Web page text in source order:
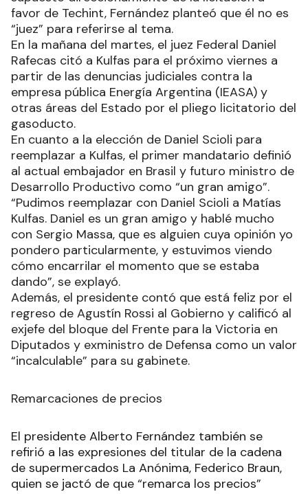
favor de Techint, Fernández planteó que él no es
“juez” para referirse al tema.
En la mañana del martes, el juez Federal Daniel
Rafecas citó a Kulfas para el próximo viernes a
partir de las denuncias judiciales contra la
empresa pública Energía Argentina (IEASA) y
otras áreas del Estado por el pliego licitatorio del
gasoducto.
En cuanto a la elección de Daniel Scioli para
reemplazar a Kulfas, el primer mandatario definió
al actual embajador en Brasil y futuro ministro de
Desarrollo Productivo como “un gran amigo”.
“Pudimos reemplazar con Daniel Scioli a Matías
Kulfas. Daniel es un gran amigo y hablé mucho
con Sergio Massa, que es alguien cuya opinión yo
pondero particularmente, y estuvimos viendo
cómo encarrilar el momento que se estaba
dando”, se explayó.
Además, el presidente contó que está feliz por el
regreso de Agustín Rossi al Gobierno y calificó al
exjefe del bloque del Frente para la Victoria en
Diputados y exministro de Defensa como un valor
“incalculable” para su gabinete.
Remarcaciones de precios
El presidente Alberto Fernández también se
refirió a las expresiones del titular de la cadena
de supermercados La Anónima, Federico Braun,
quien se jactó de que “remarca los precios”